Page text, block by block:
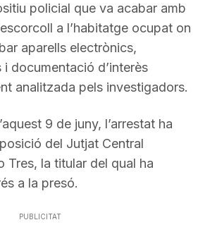
policial que va acabar amb
a l’habitatge ocupat on
aparells electrònics,
documentació d’interès
analitzada pels investigadors.
9 de juny, l’arrestat ha
del Jutjat Central
Tres, la titular del qual ha
a la presó.
PUBLICITAT